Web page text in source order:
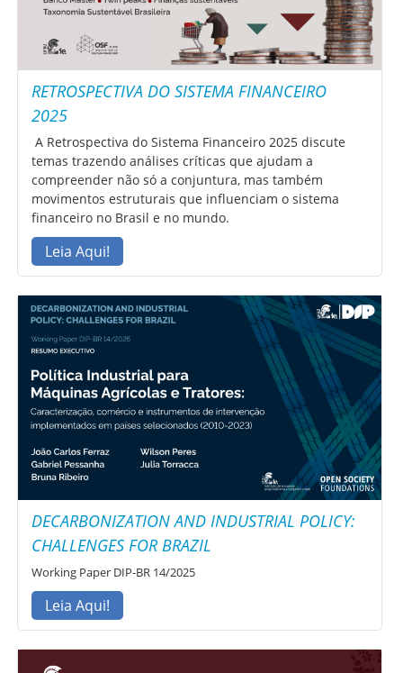
RETROSPECTIVA DO SISTEMA FINANCEIRO
2025
A Retrospectiva do Sistema Financeiro 2025 discute
temas trazendo análises críticas que ajudam a
compreender não só a conjuntura, mas também
movimentos estruturais que influenciam o sistema
financeiro no Brasil e no mundo.
Leia Aqui!
DECARBONIZATION AND INDUSTRIAL POLICY:
CHALLENGES FOR BRAZIL
Working Paper DIP-BR 14/2025
Leia Aqui!